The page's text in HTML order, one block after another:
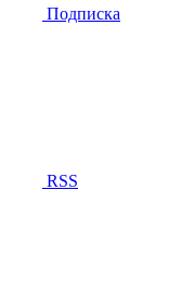
Подписка
RSS